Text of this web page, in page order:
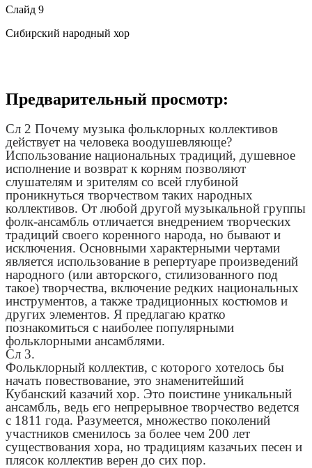
Слайд 9
Сибирский народный хор
Предварительный просмотр:
Cл 2 Почему музыка фольклорных коллективов
действует на человека воодушевляюще?
Использование национальных традиций, душевное
исполнение и возврат к корням позволяют
слушателям и зрителям со всей глубиной
проникнуться творчеством таких народных
коллективов. От любой другой музыкальной группы
фолк-ансамбль отличается внедрением творческих
традиций своего коренного народа, но бывают и
исключения. Основными характерными чертами
является использование в репертуаре произведений
народного (или авторского, стилизованного под
такое) творчества, включение редких национальных
инструментов, а также традиционных костюмов и
других элементов. Я предлагаю кратко
познакомиться с наиболее популярными
фольклорными ансамблями.
Сл 3.
Фольклорный коллектив, с которого хотелось бы
начать повествование, это знаменитейший
Кубанский казачий хор. Это поистине уникальный
ансамбль, ведь его непрерывное творчество ведется
с 1811 года. Разумеется, множество поколений
участников сменилось за более чем 200 лет
существования хора, но традициям казачьих песен и
плясок коллектив верен до сих пор.